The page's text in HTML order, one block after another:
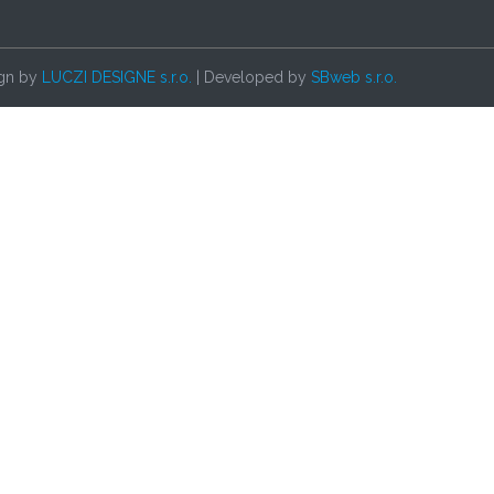
by LUCZI DESIGNE s.r.o. | Developed by SBweb s.r.o.